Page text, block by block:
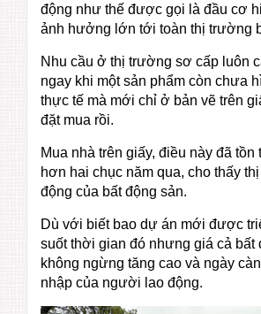
động như thế được gọi là đầu cơ
ảnh hưởng lớn tới toàn thị trường
Nhu cầu ở thị trường sơ cấp luôn
ngay khi một sản phẩm còn chưa
thực tế mà mới chỉ ở bản vẽ trên
đặt mua rồi.
Mua nhà trên giấy, điều này đã
hơn hai chục năm qua, cho thấy
động của bất động sản.
Dù với biết bao dự án mới được
suốt thời gian đó nhưng giá cả bất
không ngừng tăng cao và ngày
nhập của người lao động.